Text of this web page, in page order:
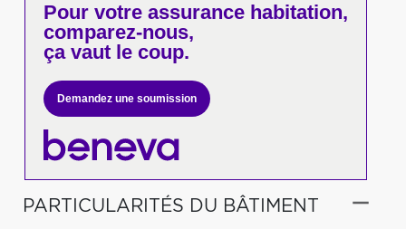
Pour votreassurance habitation,
comparez-nous,
ça vaut le coup.
Demandez une soumission
PARTICULARITÉS DU BÂTIMENT